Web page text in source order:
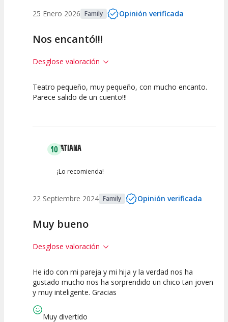
25 Enero 2026 Family Opinión verificada
Nos encantó!!!
Desglose valoración
10 10 10
Teatro pequeño, muy pequeño, con mucho encanto.
Parece salido de un cuento!!!
10TATIANA
¡Lo recomienda!
22 Septiembre 2024 Family Opinión verificada
Muy bueno
Desglose valoración
10
Calidad del
10
Puesta en
10
He ido con mi pareja y mi hija y la verdad nos ha
gustado mucho nos ha sorprendido un chico tan joven
y muy inteligente. Gracias
Muy divertido